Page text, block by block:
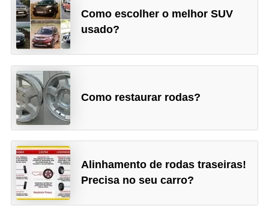
Como escolher o melhor SUV
usado?
Como restaurar rodas?
Alinhamento de rodas traseiras!
Precisa no seu carro?
a
n
ç
e
s
e
g
u
r
o
s